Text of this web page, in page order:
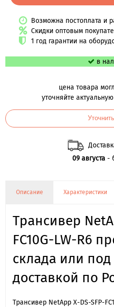
Возможна постоплата и
Скидки оптовым
1 год гарантии на
в
цена товара
уточняйте
09 августа-
Описание Характеристики
Трансивер
FC10G-LW-R6
склада или под
доставкой по
Трансивер NetApp X-DS-SFP-